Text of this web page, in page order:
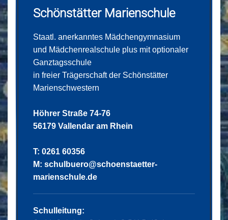
Schönstätter Marienschule
Staatl. anerkanntes Mädchengymnasium
und Mädchenrealschule plus mit optionaler
Ganztagsschule
in freier Trägerschaft der Schönstätter
Marienschwestern
Höhrer Straße 74-76
56179 Vallendar am Rhein
T: 0261 60356
M: schulbuero@schoenstaetter-
marienschule.de
Schulleitung: